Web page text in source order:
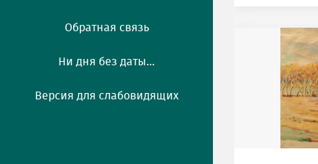
Обратная связь
Ни дня без даты...
Версия для слабовидящих